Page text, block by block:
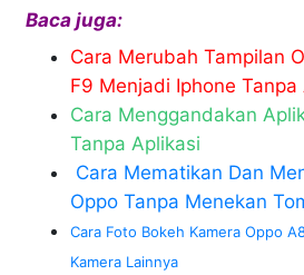
Baca juga:
Cara Merubah Tampilan
F9 Menjadi Iphone Tanpa
Cara Menggandakan
Tanpa Aplikasi
Cara Mematikan Dan
Oppo Tanpa Menekan
Cara Foto Bokeh Kamera Oppo
Kamera Lainnya